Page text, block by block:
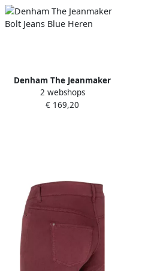
Denham The Jeanmaker
Bolt Jeans Blue Heren
2 webshops
€ 169,20